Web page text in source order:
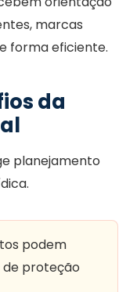
marcas
forma eficiente.
da
planejamento
podem
proteção